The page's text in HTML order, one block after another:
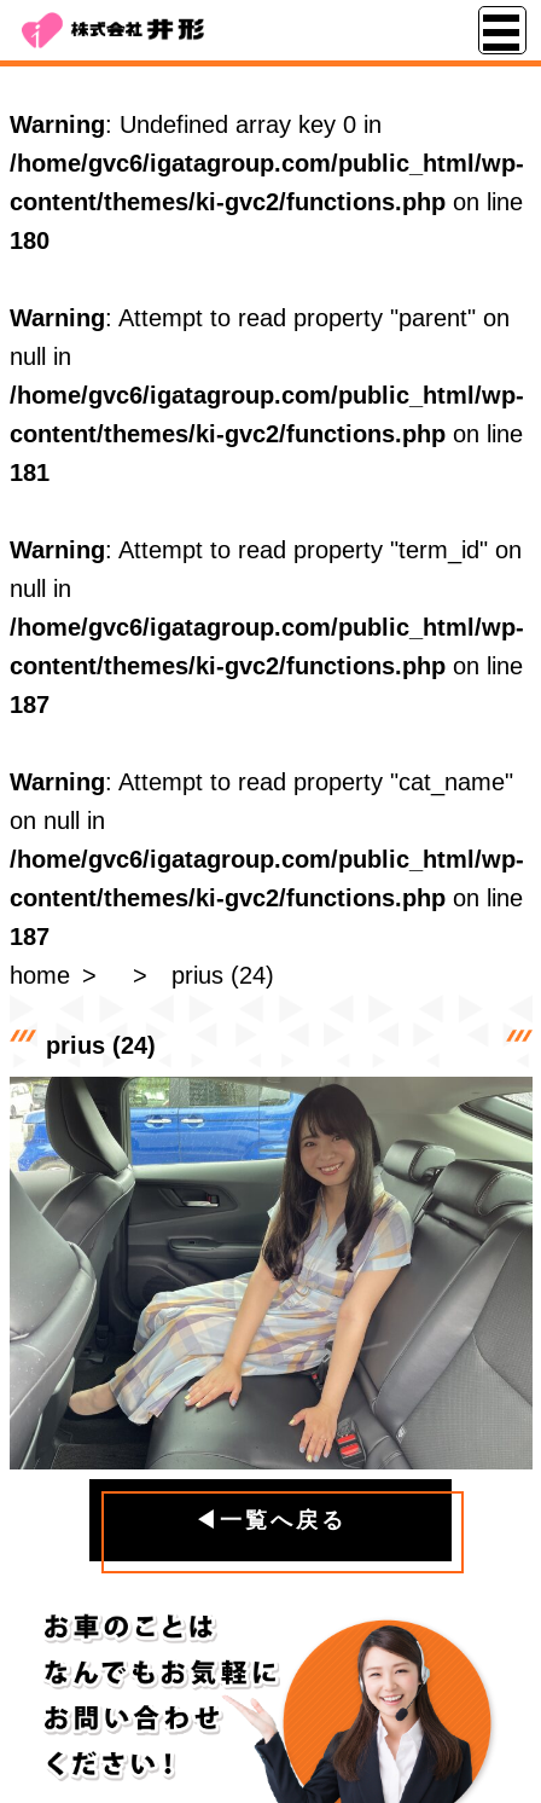
Warning: Undefined array key 0 in
/home/gvc6/igatagroup.com/public_html/wp-
content/themes/ki-gvc2/functions.phpon line
180
Warning: Attempt to read property "parent" on
null in
/home/gvc6/igatagroup.com/public_html/wp-
content/themes/ki-gvc2/functions.phpon line
181
Warning: Attempt to read property "term_id" on
null in
/home/gvc6/igatagroup.com/public_html/wp-
content/themes/ki-gvc2/functions.phpon line
187
Warning: Attempt to read property "cat_name"
on null in
/home/gvc6/igatagroup.com/public_html/wp-
content/themes/ki-gvc2/functions.phpon line
187
home
prius (24)
prius (24)
◀一覧へ戻る